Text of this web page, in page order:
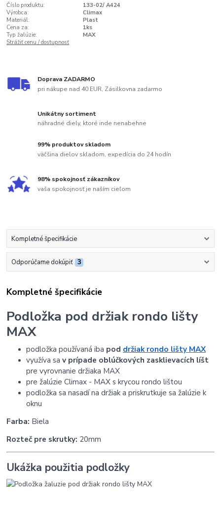
Číslo produktu:
133-02/ A424
Výrobca:
Climax
Materiál:
Plast
Cena za:
1ks
Typ žalúzie:
MAX
Strážiť cenu / dostupnosť
Doprava ZADARMO
pri nákupe nad 40 EUR, Zásilkovna zadarmo
Unikátny sortiment
náhradné diely, ktoré inde nenabehne
99% produktov skladom
väčšina dielov skladom, expedícia do 24 hodín
98% spokojnosť zákazníkov
vaša spokojnosť je naším cieľom
Kompletné špecifikácie
Odporúčame dokúpiť 3
Kompletné špecifikácie
Podložka pod držiak rondo lišty
MAX
podložka používaná iba pod držiak rondo lišty MAX
využíva sav prípade oblúčkových zasklievacích líšt
pre vyrovnanie držiaka MAX
pre žalúzie Climax - MAX s krycou rondo lištou
podložka sa nasadí na držiak a priskrutkuje sa žalúzie k
oknu
Farba: Biela
Rozteč pre skrutky: 20mm
Ukážka použitia podložky